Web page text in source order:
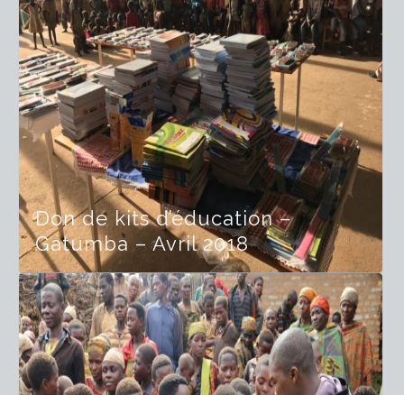
Don de kits d’éducation –
Gatumba – Avril 2018